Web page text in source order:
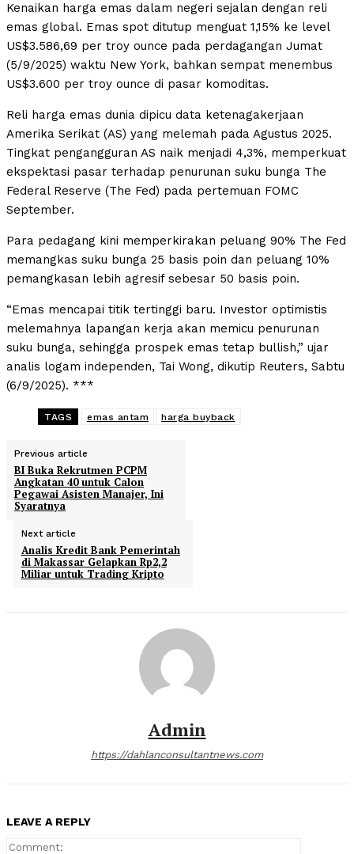
Kenaikan harga emas dalam negeri sejalan dengan reli
emas global. Emas spot ditutup menguat 1,15% ke level
US$3.586,69 per troy ounce pada perdagangan Jumat
(5/9/2025) waktu New York, bahkan sempat menembus
US$3.600 per troy ounce di pasar komoditas.
Reli harga emas dunia dipicu data ketenagakerjaan
Amerika Serikat (AS) yang melemah pada Agustus 2025.
Tingkat pengangguran AS naik menjadi 4,3%, memperkuat
ekspektasi pasar terhadap penurunan suku bunga The
Federal Reserve (The Fed) pada pertemuan FOMC
September.
Para pedagang kini memperkirakan peluang 90% The Fed
memangkas suku bunga 25 basis poin dan peluang 10%
pemangkasan lebih agresif sebesar 50 basis poin.
“Emas mencapai titik tertinggi baru. Investor optimistis
melemahnya lapangan kerja akan memicu penurunan
suku bunga, sehingga prospek emas tetap bullish,” ujar
analis logam independen, Tai Wong, dikutip Reuters, Sabtu
(6/9/2025). ***
TAGS emas antam harga buyback
Previous article
BI Buka Rekrutmen PCPM
Angkatan 40 untuk Calon
Pegawai Asisten Manajer, Ini
Syaratnya
Next article
Analis Kredit Bank Pemerintah
di Makassar Gelapkan Rp2,2
Miliar untuk Trading Kripto
Admin
https://dahlanconsultantnews.com
LEAVE A REPLY